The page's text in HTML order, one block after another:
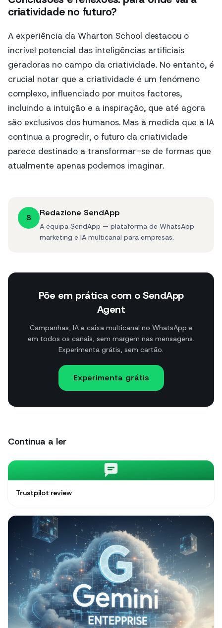
criatividade no futuro?
A experiência da Wharton School destacou o
incrível potencial das inteligências artificiais
geradoras no campo da criatividade. No entanto, é
crucial notar que a criatividade é um fenómeno
complexo, influenciado por muitos factores,
incluindo a intuição e a inspiração, que até agora
são exclusivos dos humanos. Mas à medida que a IA
continua a progredir, o futuro da criatividade
parece destinado a transformar-se de formas que
atualmente apenas podemos imaginar.
S Redazione SendApp
A equipa SendApp — plataforma de WhatsApp
marketing e IA multicanal para empresas.
Põe em prática com o SendApp
Agent
Campanhas, IA e caixa multicanal no WhatsApp e
em todos os canais, sem margem nas mensagens.
Experimenta grátis, sem cartão.
Experimenta grátis
Continua a ler
Trustpilot review